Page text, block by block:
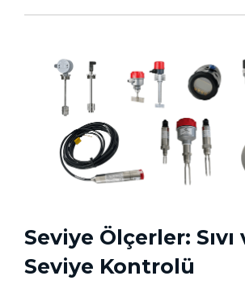
Seviye Ölçerler: Sıvı
Seviye Kontrolü